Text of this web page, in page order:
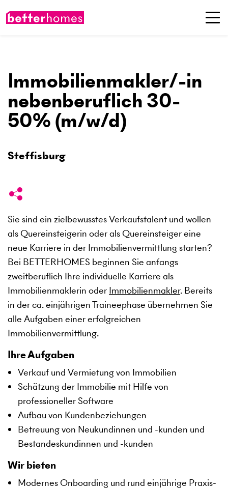
Immobilienmakler/-in
nebenberuflich 30-
50% (m/w/d)
Steffisburg
Sie sind ein zielbewusstes Verkaufstalent und wollen
als Quereinsteigerin oder als Quereinsteiger eine
neue Karriere in der Immobilienvermittlung starten?
Bei BETTERHOMES beginnen Sie anfangs
zweitberuflich Ihre individuelle Karriere als
Immobilienmaklerin oder Immobilienmakler. Bereits
in der ca. einjährigen Traineephase übernehmen Sie
alle Aufgaben einer erfolgreichen
Immobilienvermittlung.
Ihre Aufgaben
Verkauf und Vermietung von Immobilien
Schätzung der Immobilie mit Hilfe von
professioneller Software
Aufbau von Kundenbeziehungen
Betreuung von Neukundinnen und -kunden und
Bestandeskundinnen und -kunden
Wir bieten
Modernes Onboarding und rund einjährige Praxis-